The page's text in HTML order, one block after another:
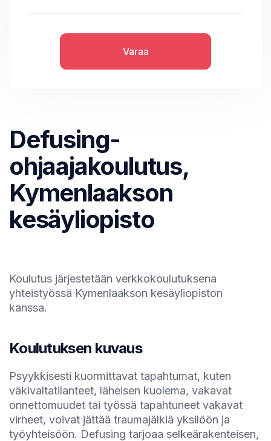
Defusing-
ohjaajakoulutus,
Kymenlaakson
kesäyliopisto
Koulutus järjestetään verkkokoulutuksena
yhteistyössä Kymenlaakson kesäyliopiston
kanssa.
Koulutuksen kuvaus
Psyykkisesti kuormittavat tapahtumat, kuten
väkivaltatilanteet, läheisen kuolema, vakavat
onnettomuudet tai työssä tapahtuneet vakavat
virheet, voivat jättää traumajälkiä yksilöön ja
työyhteisöön. Defusing tarjoaa selkeärakenteisen,
Varaa